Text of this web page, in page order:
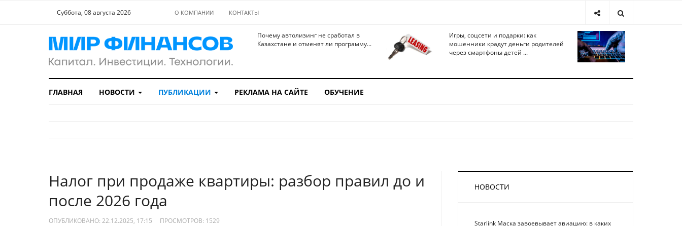
Суббота, 08 августа 2026 О КОМПАНИИ КОНТАКТЫ
Почему автолизинг не сработал в
Казахстане и отменят ли программу...
Игры, соцсети и подарки: как
мошенники крадут деньги родителей
через смартфоны детей ...
ГЛАВНАЯ НОВОСТИ ПУБЛИКАЦИИ РЕКЛАМА НА САЙТЕ ОБУЧЕНИЕ
Налог при продаже квартиры: разбор правил до и
после 2026 года
ОПУБЛИКОВАНО: 22.12.2025, 17:15 ПРОСМОТРОВ: 1529
НОВОСТИ
Starlink Маска завоевывает авиацию: в каких